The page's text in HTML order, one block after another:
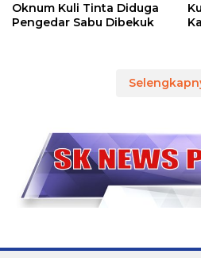
Oknum Kuli Tinta Diduga
Pengedar Sabu Dibekuk